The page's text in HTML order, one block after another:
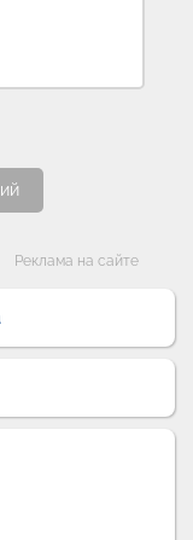
Реклама на сайте